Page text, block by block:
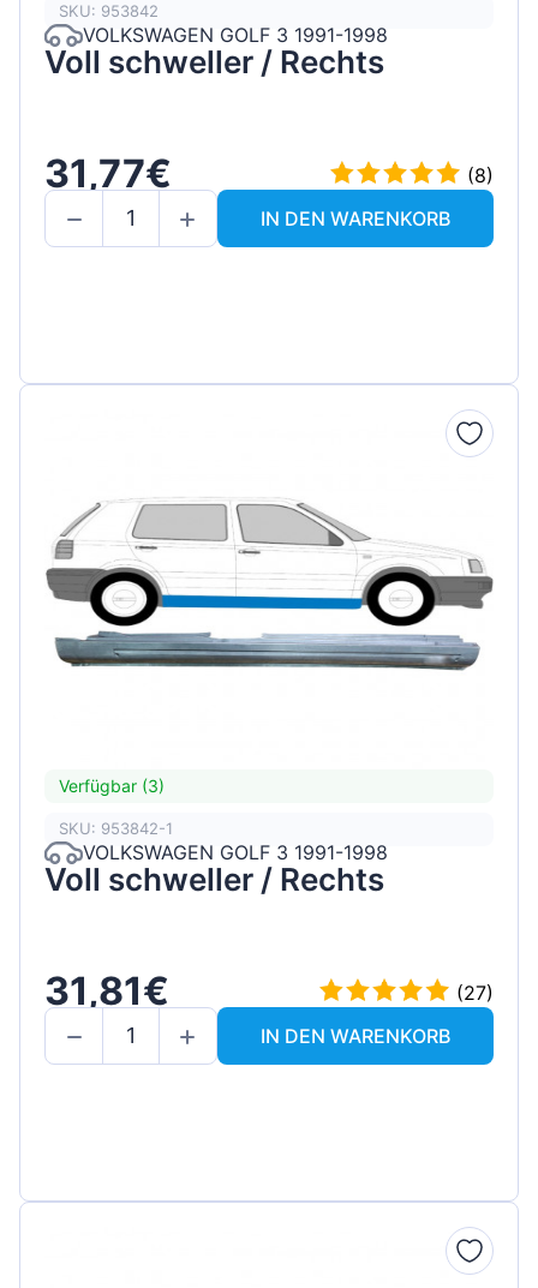
SKU: 953842
VOLKSWAGEN GOLF 3 1991-1998
Voll schweller / Rechts
31,77€
(8)
IN DEN WARENKORB
Verfügbar (3)
SKU: 953842-1
VOLKSWAGEN GOLF 3 1991-1998
Voll schweller / Rechts
31,81€
(27)
IN DEN WARENKORB